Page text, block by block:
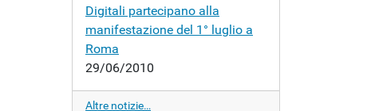
Digitali partecipano alla
manifestazione del 1° luglio a
Roma
29/06/2010
Altre notizie…